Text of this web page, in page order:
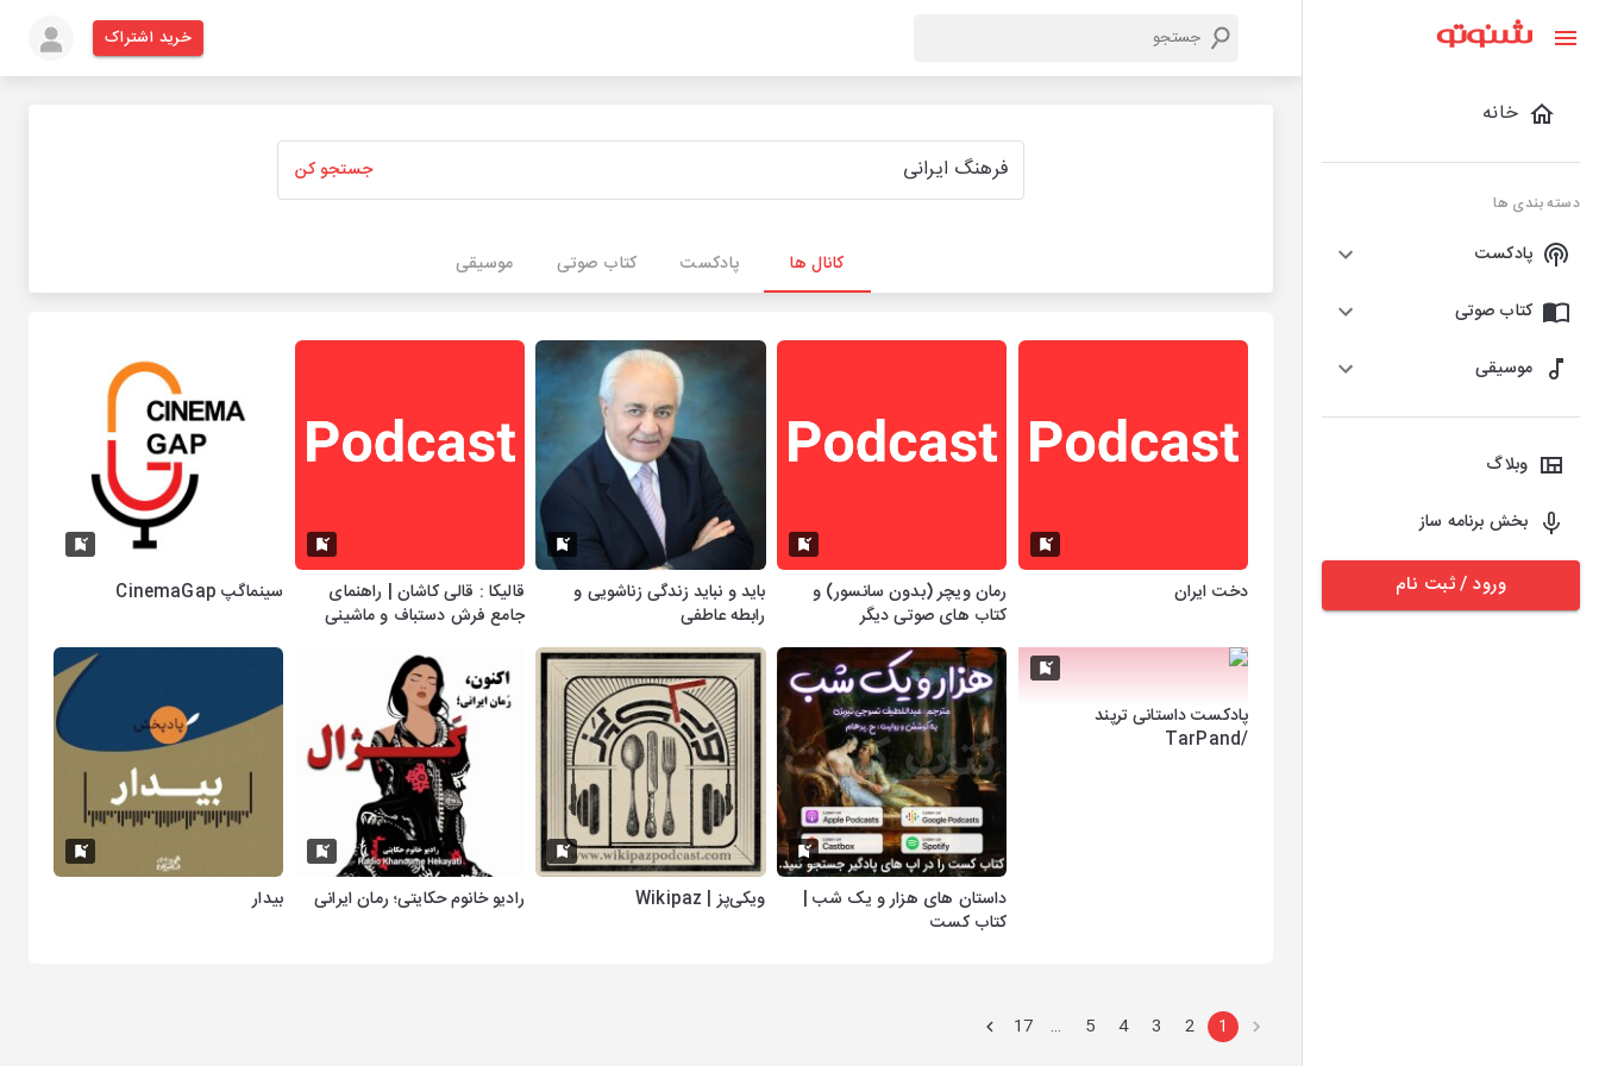
خانه
دسته بندی ها
پادکست
کتاب صوتی
موسیقی
وبلاگ
بخش برنامه ساز
ورود / ثبت نام
خرید اشتراک
جستجو کن
کانال ها پادکست کتاب صوتی موسیقی
دخت ایران
رمان ویچر (بدون سانسور) و
کتاب های صوتی دیگر
باید و نباید زندگی زناشویی و
رابطه عاطفی
قالیکا : قالی کاشان | راهنمای
جامع فرش دستباف و ماشینی
سینماگپ CinemaGap
پادکست داستانی ترپند
/TarPand
داستان های هزار و یک شب |
کتاب کست
ویکی‌پز | Wikipaz رادیو خانوم حکایتی؛ رمان ایرانی بیدار
1
2
3
4
5
…
17